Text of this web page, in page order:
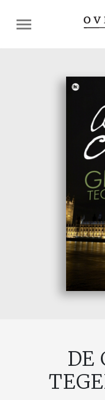
DE